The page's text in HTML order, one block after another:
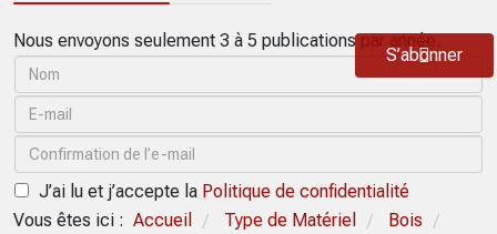
Nous envoyons seulement 3 à 5 publications par année.
J’ai lu et j’accepte la Politique de confidentialité
S’abonner
Vous êtes ici : Accueil / Type de Matériel / Bois /